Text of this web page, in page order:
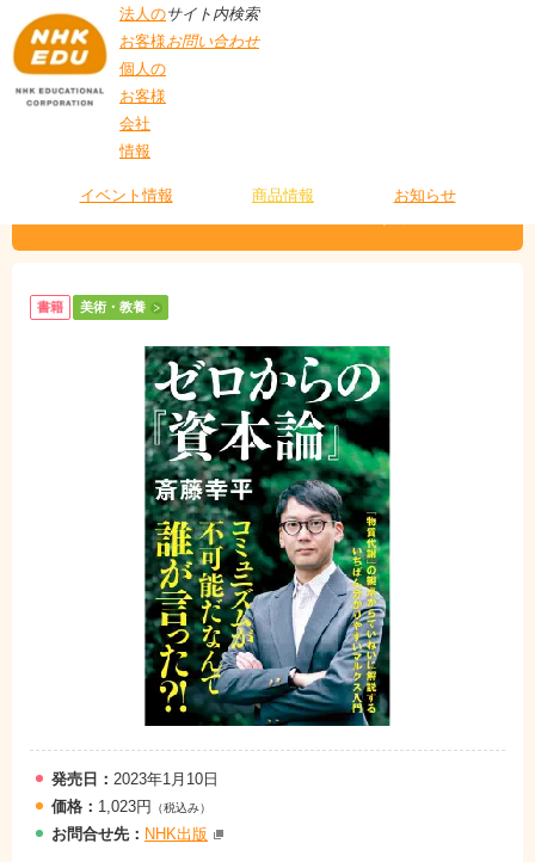
法人の
お客様
個人の
お客様
会社
情報
サイト内検索
お問い合わせ
イベント情報 商品情報 お知らせ
書籍 美術・教養
発売日： 2023年1月10日
価格： 1,023円 （税込み）
お問合せ先： NHK出版